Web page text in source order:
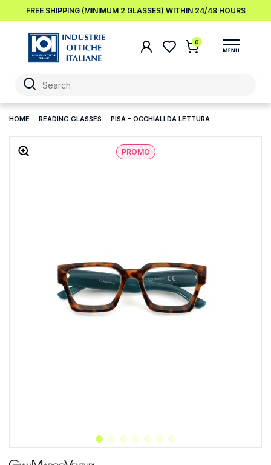
FREE SHIPPING (MINIMUM 2 GLASSES) WITHIN 24/48 HOURS
0
HOME READING GLASSES PISA - OCCHIALI DA LETTURA
PROMO